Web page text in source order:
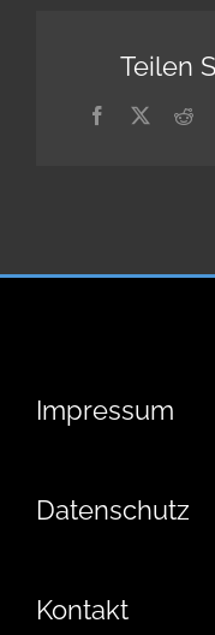
Teilen
Facebook
X
Impressum
Datenschutz
Kontakt